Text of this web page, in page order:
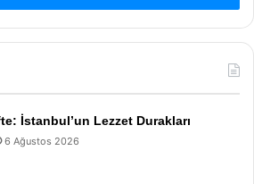
İstanbul’un Lezzet Durakları
6 Ağustos 2026